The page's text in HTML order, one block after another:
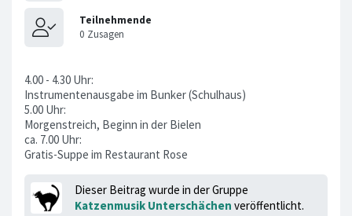
4.00 - 4.30 Uhr:
Instrumentenausgabe im Bunker (Schulhaus)
5.00 Uhr:
Morgenstreich, Beginn in der Bielen
ca. 7.00 Uhr:
Gratis-Suppe im Restaurant Rose
Dieser Beitrag wurde in der Gruppe
Katzenmusik Unterschächen veröffentlicht.